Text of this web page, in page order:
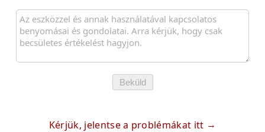
Beküld
Kérjük, jelentse a problémákat itt